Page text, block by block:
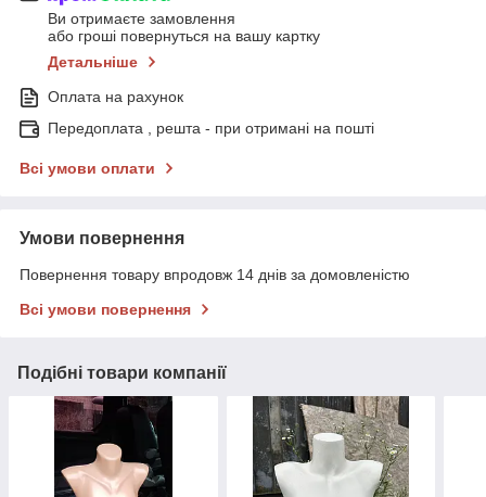
Ви отримаєте замовлення
або гроші повернуться на вашу картку
Детальніше
Оплата на рахунок
Передоплата , решта - при отримані на пошті
Всі умови оплати
Умови повернення
Повернення товару впродовж 14 днів за домовленістю
Всі умови повернення
Подібні товари компанії